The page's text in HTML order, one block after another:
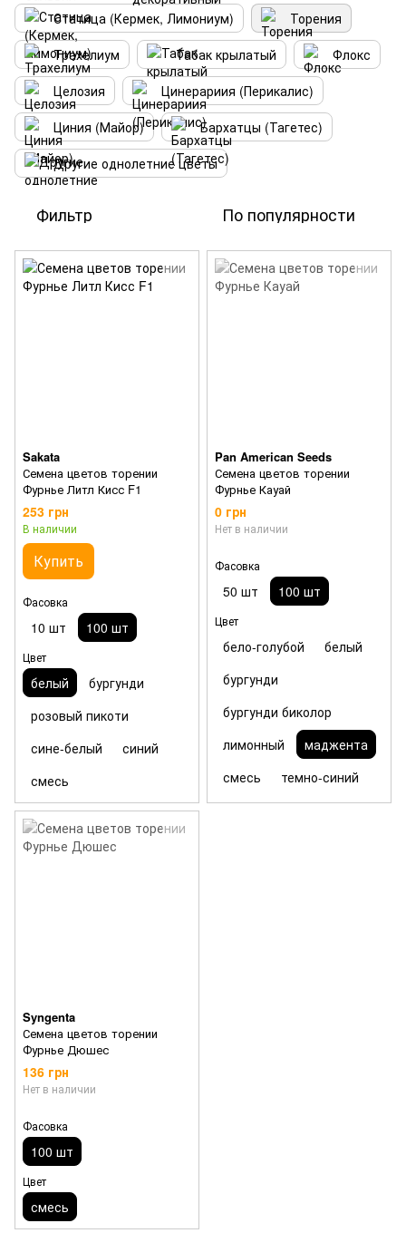
Статица (Кермек, Лимониум)
Торения
Трахелиум
Табак крылатый
Флокс
Целозия
Цинерариия (Перикалис)
Циния (Майор)
Бархатцы (Тагетес)
Другие однолетние цветы
Фильтр По популярности
Sakata
Семена цветов торении
Фурнье Литл Кисс F1
253 грн
В наличии
Купить
Фасовка
10 шт 100 шт
Цвет
белый
бургунди
розовый пикоти
сине-белый
синий
смесь
Pan American Seeds
Семена цветов торении
Фурнье Кауай
0 грн
Нет в наличии
Фасовка
50 шт 100 шт
Цвет
бело-голубой
белый
бургунди
бургунди биколор
лимонный
маджента
смесь
темно-синий
Syngenta
Семена цветов торении
Фурнье Дюшес
136 грн
Нет в наличии
Фасовка
100 шт
Цвет
смесь